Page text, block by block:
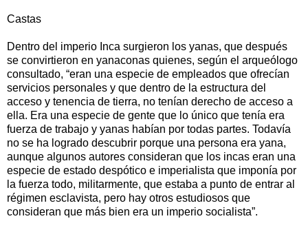
Castas
Dentro del imperio Inca surgieron los yanas, que después
se convirtieron en yanaconas quienes, según el arqueólogo
consultado, “eran una especie de empleados que ofrecían
servicios personales y que dentro de la estructura del
acceso y tenencia de tierra, no tenían derecho de acceso a
ella. Era una especie de gente que lo único que tenía era
fuerza de trabajo y yanas habían por todas partes. Todavía
no se ha logrado descubrir porque una persona era yana,
aunque algunos autores consideran que los incas eran una
especie de estado despótico e imperialista que imponía por
la fuerza todo, militarmente, que estaba a punto de entrar al
régimen esclavista, pero hay otros estudiosos que
consideran que más bien era un imperio socialista”.